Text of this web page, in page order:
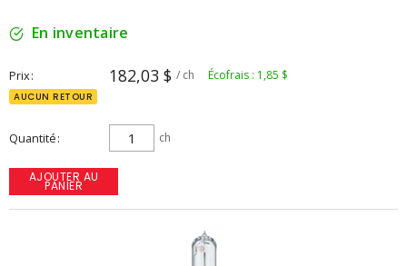
En inventaire
Prix 182,03 $ / ch Écofrais : 1,85 $
AUCUN RETOUR
Quantité ch
AJOUTER AU
PANIER